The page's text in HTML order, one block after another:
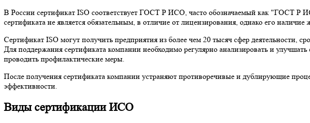
В России сертификат ISO соответствует ГОСТ Р ИСО, часто обозначаемый как "ГОСТ Р
сертификата не является обязательным, в отличие от лицензирования, однако его
Сертификат ISO могут получить предприятия из более чем 20 тысяч сфер деятельности,
Для поддержания сертификата компании необходимо регулярно анализировать и
проводить профилактические меры.
После получения сертификата компании устраняют противоречивые и дублирующие
эффективности.
Виды сертификации ИСО